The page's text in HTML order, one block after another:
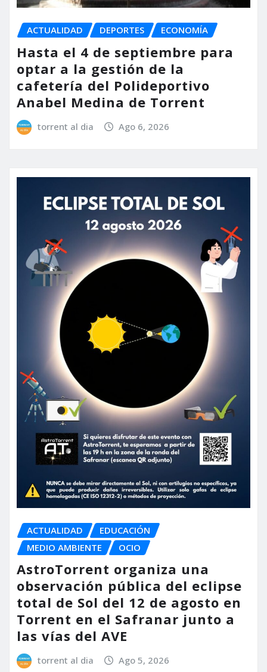
ACTUALIDAD DEPORTES ECONOMÍA
Hasta el 4 de septiembre para
optar a la gestión de la
cafetería del Polideportivo
Anabel Medina de Torrent
torrent al dia Ago 6, 2026
ACTUALIDAD
EDUCACIÓN
MEDIO AMBIENTE
OCIO
AstroTorrent organiza una
observación pública del eclipse
total de Sol del 12 de agosto en
Torrent en el Safranar junto a
las vías del AVE
torrent al dia Ago 5, 2026